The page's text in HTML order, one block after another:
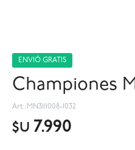
ENVIÓ GRATIS
Championes
MN3111008-1032
$U 7.990